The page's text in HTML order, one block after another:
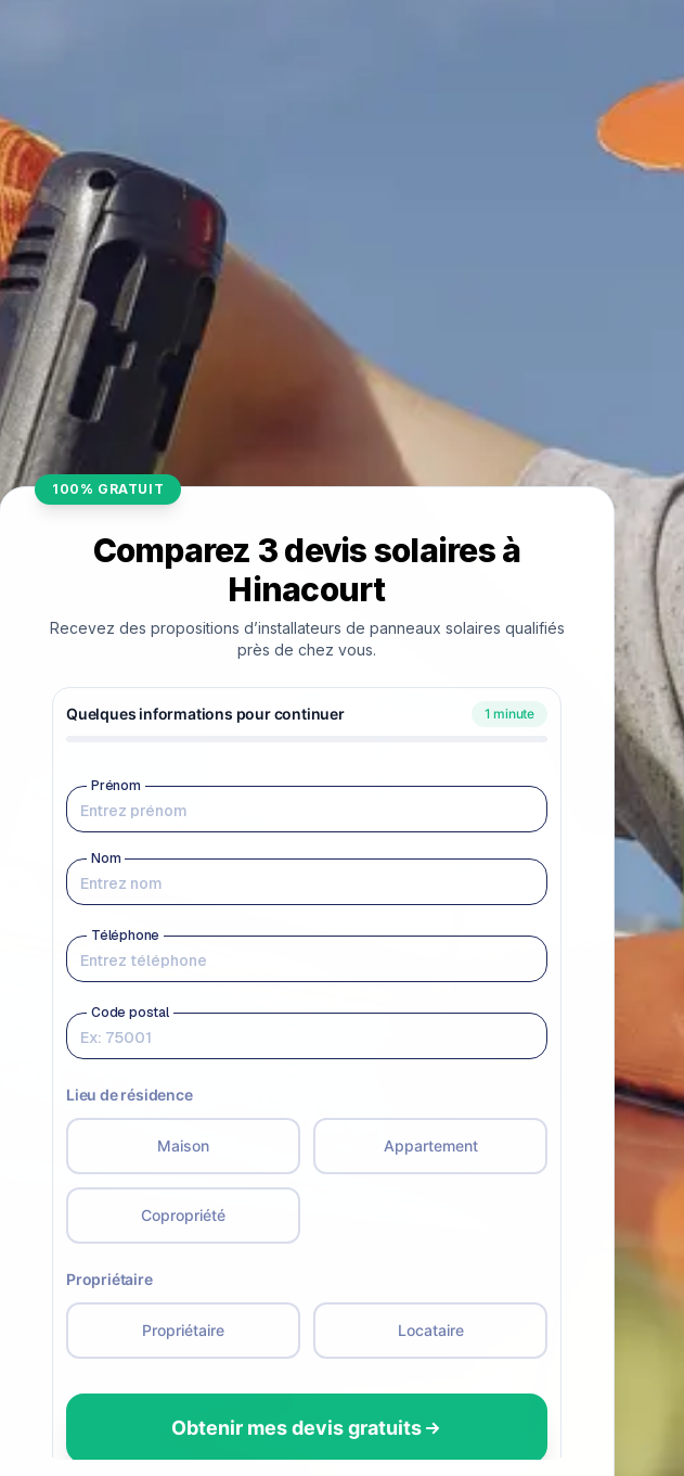
100% GRATUIT
Comparez 3 devis solaires à
Hinacourt
Recevez des propositions d’installateurs de panneaux solaires qualifiés
près de chez vous.